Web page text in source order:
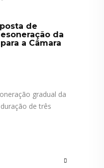
de
da
a Câmara
gradual da
de três